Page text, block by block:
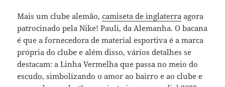
Mais um clube alemão,camiseta de inglaterra agora
patrocinado pela Nike! Pauli, da Alemanha. O bacana
é que a fornecedora de material esportiva é a marca
própria do clube e além disso, vários detalhes se
destacam: a Linha Vermelha que passa no meio do
escudo, simbolizando o amor ao bairro e ao clube e